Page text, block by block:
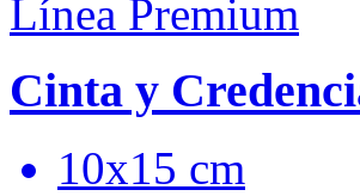
Línea Premium
Cinta y
10x15 cm